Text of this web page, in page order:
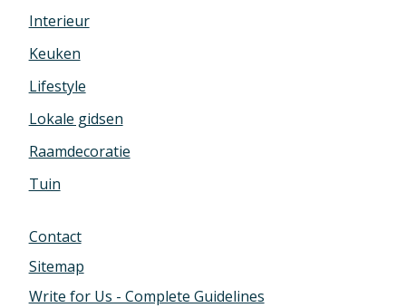
Interieur
Keuken
Lifestyle
Lokale gidsen
Raamdecoratie
Tuin
Contact
Sitemap
Write for Us - Complete Guidelines